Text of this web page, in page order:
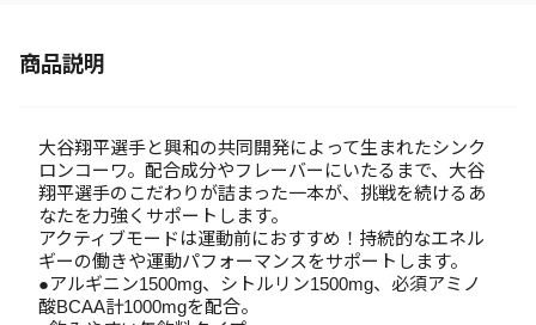
商品説明
大谷翔平選手と興和の共同開発によって生まれたシンク
ロンコーワ。配合成分やフレーバーにいたるまで、大谷
翔平選手のこだわりが詰まった一本が、挑戦を続けるあ
なたを力強くサポートします。
アクティブモードは運動前におすすめ！持続的なエネル
ギーの働きや運動パフォーマンスをサポートします。
●アルギニン1500mg、シトルリン1500mg、必須アミノ
酸BCAA計1000mgを配合。